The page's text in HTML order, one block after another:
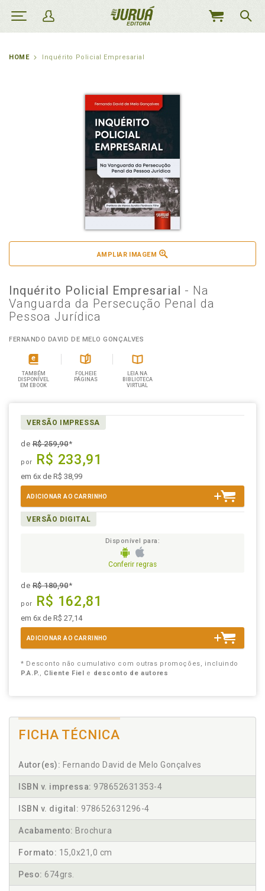
MEU
HOME Inquérito Policial Empresarial
AMPLIAR IMAGEM
Inquérito Policial Empresarial - Na
Vanguarda da Persecução Penal da
Pessoa Jurídica
FERNANDO DAVID DE MELO GONÇALVES
TAMBÉM
DISPONÍVEL
EM EBOOK
FOLHEIE
PÁGINAS
LEIA NA
BIBLIOTECA
VIRTUAL
VERSÃO IMPRESSA
deR$ 259,90*
por R$ 233,91
em 6x de R$ 38,99
ADICIONAR AO CARRINHO
VERSÃO DIGITAL
Disponível para:
Conferir regras
deR$ 180,90*
por R$ 162,81
em 6x de R$ 27,14
ADICIONAR AO CARRINHO
* Desconto não cumulativo com outras promoções, incluindo
P.A.P., Cliente Fiel e desconto de autores
FICHA TÉCNICA
Autor(es): Fernando David de Melo Gonçalves
ISBN v. impressa: 978652631353-4
ISBN v. digital: 978652631296-4
Acabamento: Brochura
Formato: 15,0x21,0 cm
Peso: 674grs.